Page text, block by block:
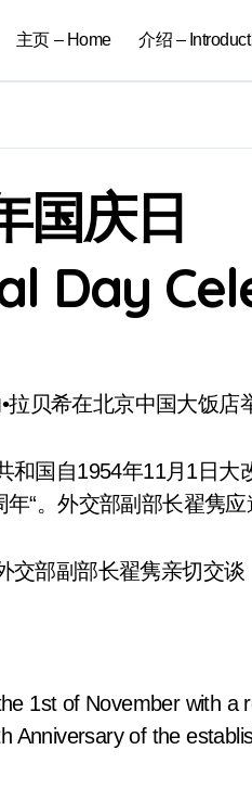
主页 – Home 介绍 –
国庆日
Day
贝希在北京中国大饭店
和国自1954年11月1日大
“。外交部副部长翟隽应
交部副部长翟隽亲切交谈
1st of November with a
Anniversary of the